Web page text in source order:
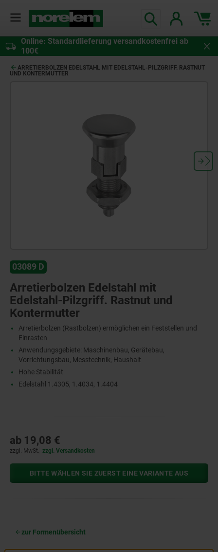
Online: Standardlieferung versandkostenfrei ab
100€
ARRETIERBOLZEN EDELSTAHL MIT EDELSTAHL-PILZGRIFF. RASTNUT
UND KONTERMUTTER
03089 D
Arretierbolzen Edelstahl mit
Edelstahl-Pilzgriff. Rastnut und
Kontermutter
Arretierbolzen (Rastbolzen) ermöglichen ein Feststellen und
Einrasten
Anwendungsgebiete: Maschinenbau, Gerätebau,
Vorrichtungsbau, Messtechnik, Haushalt
Hohe Stabilität
Edelstahl 1.4305, 1.4034, 1.4404
ab 19,08 €
zzgl. MwSt. zzgl. Versandkosten
BITTE WÄHLEN SIE ZUERST EINE VARIANTE AUS
zur Formenübersicht